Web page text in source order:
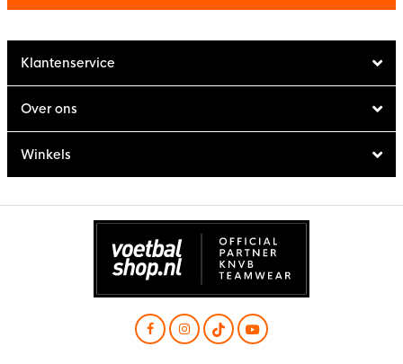
Klantenservice
Over ons
Winkels